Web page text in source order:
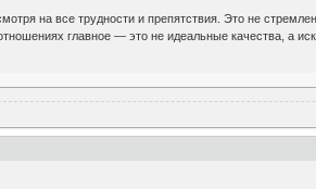
на все трудности и препятствия. Это не
главное — это не идеальные качества, а